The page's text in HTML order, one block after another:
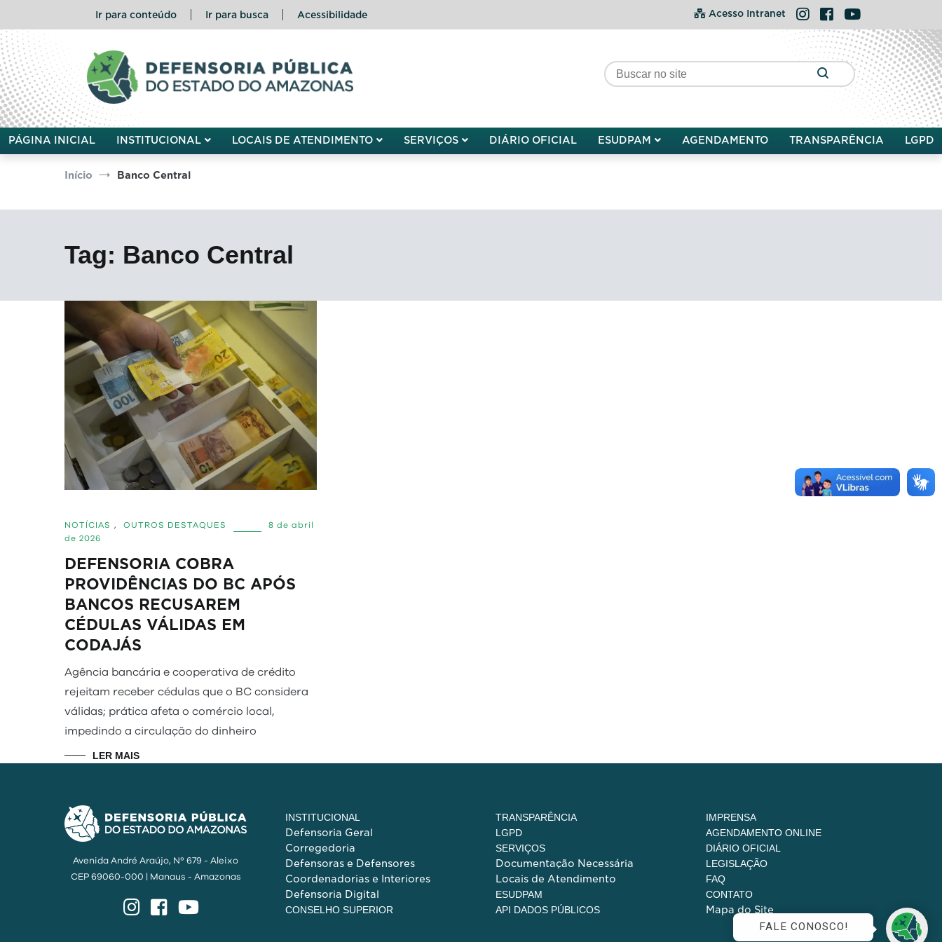
o
conteúdo
Ir para conteúdo Ir para busca Acessibilidade Acesso Intranet Instagram
FacebookYouTube
Defensoria Pública do Estado do Amazonas
PÁGINA INICIAL INSTITUCIONAL LOCAIS DE ATENDIMENTO SERVIÇOS DIÁRIO OFICIAL ESUDPAM AGENDAMENTO TRANSPARÊNCIA LGPD
Início Banco Central
Tag: Banco Central
NOTÍCIAS , OUTROS DESTAQUES
8 de abril
de 2026
DEFENSORIA COBRA
PROVIDÊNCIAS DO BC APÓS
BANCOS RECUSAREM
CÉDULAS VÁLIDAS EM
CODAJÁS
Agência bancária e cooperativa de crédito
rejeitam receber cédulas que o BC considera
válidas; prática afeta o comércio local,
impedindo a circulação do dinheiro
LER MAIS
Avenida André Araújo, Nº 679 - Aleixo
CEP 69060-000 | Manaus - Amazonas
InstagramFacebook
INSTITUCIONAL
Defensoria Geral
Corregedoria
Defensoras e Defensores
Coordenadorias e Interiores
Defensoria Digital
CONSELHO SUPERIOR
TRANSPARÊNCIA
LGPD
SERVIÇOS
Documentação Necessária
Locais de Atendimento
ESUDPAM
API DADOS PÚBLICOS
IMPRENSA
AGENDAMENTO ONLINE
DIÁRIO OFICIAL
LEGISLAÇÃO
FAQ
CONTATO
Mapa do Site
FALE CONOSCO!